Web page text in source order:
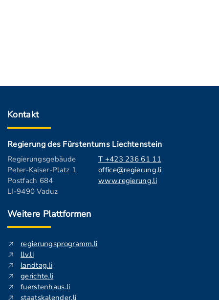
Kontakt
Regierung des Fürstentums Liechtenstein
Regierungsgebäude
Peter-Kaiser-Platz 1
Postfach 684
LI-9490 Vaduz
T +423 236 61 11
office@regierung.li
www.regierung.li
Weitere Plattformen
regierungsprogramm.li
llv.li
landtag.li
gerichte.li
fuerstenhaus.li
staatskalender.li